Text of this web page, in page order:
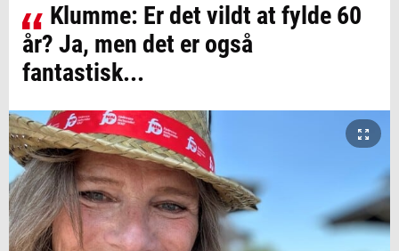
Klumme: Er det vildt at fylde 60
år? Ja, men det er også
fantastisk...